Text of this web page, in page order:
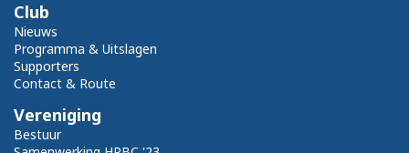
Club
Nieuws
Programma & Uitslagen
Supporters
Contact & Route
Vereniging
Bestuur